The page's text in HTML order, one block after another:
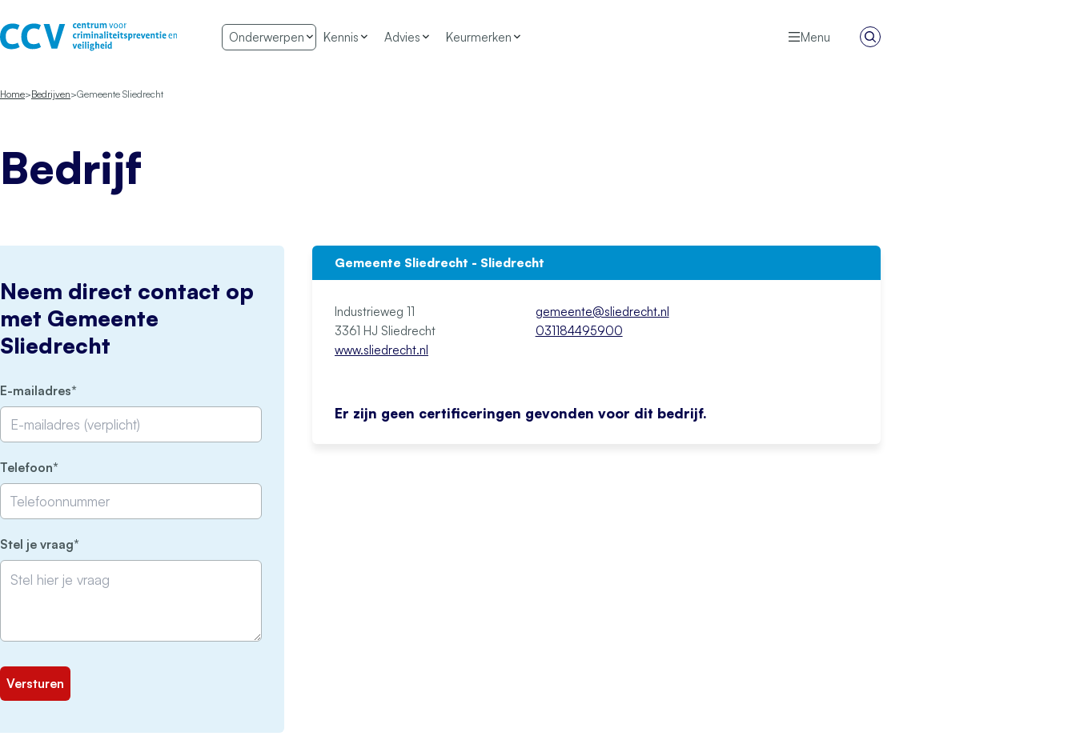
Onderwerpen Kennis Advies Keurmerken Menu
Zoeken
Home Bedrijven Gemeente Sliedrecht
Bedrijf
Neem direct contact op
met Gemeente
Sliedrecht
E-mailadres
Telefoon
Stel je vraag
Gemeente Sliedrecht - Sliedrecht
Industrieweg 11
3361 HJ Sliedrecht
www.sliedrecht.nl
gemeente@sliedrecht.nl
031184495900
Er zijn geen certificeringen gevonden voor dit bedrijf.